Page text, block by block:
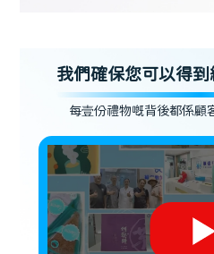
我們確保您可以得
每壹份禮物嘅背後都係顧